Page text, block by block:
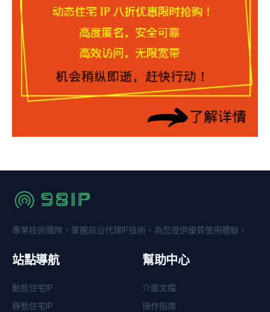
專業技術團隊，掌握前沿代理IP技術，為您提供優質使用體驗。
站點導航
動態住宅IP
靜態住宅IP
幫助中心
介面文檔
操作指南